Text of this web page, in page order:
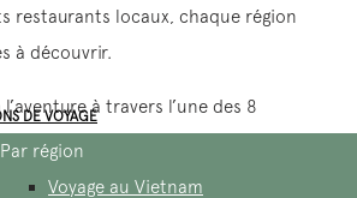
DE VOYAGE
Par région
Voyage au Vietnam
restaurants locaux, chaque région
à découvrir.
à travers l’une des 8
mettant en lumière les spécialités
Cours de cuisine, dégustations de plats